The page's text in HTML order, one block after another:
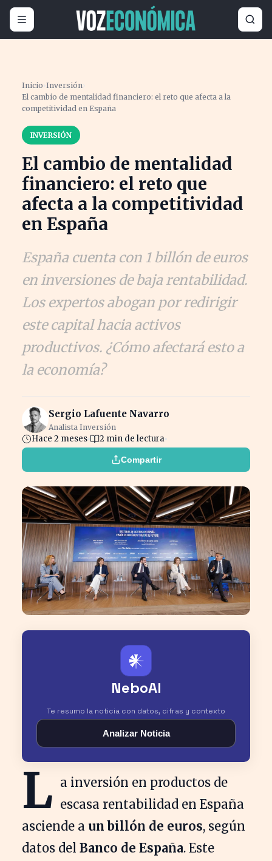
Inicio ›Inversión›
El cambio de mentalidad financiero: el reto que afecta a la
competitividad en España
INVERSIÓN
El cambio de mentalidad
financiero: el reto que
afecta a la competitividad
en España
España cuenta con 1 billón de euros
en inversiones de baja rentabilidad.
Los expertos abogan por redirigir
este capital hacia activos
productivos. ¿Cómo afectará esto a
la economía?
Sergio Lafuente Navarro
Analista Inversión
Hace 2 meses 2 min de lectura
Compartir
𒀭
NeboAI
Te resumo la noticia con datos, cifras y contexto
Analizar Noticia
L a inversión en productos de
escasa rentabilidad en España
asciende a un billón de euros, según
datos del Banco de España. Este